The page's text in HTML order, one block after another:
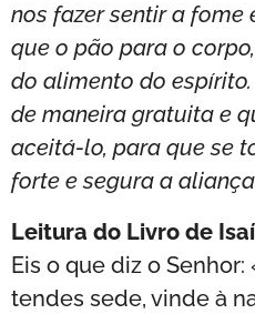
nos fazer sentir a fome
que o pão para o
do alimento do
de maneira gratuita e
aceitá-lo, para que se
forte e segura a
Leitura do Livro de
Eis o que diz o Senhor:
tendes sede, vinde à